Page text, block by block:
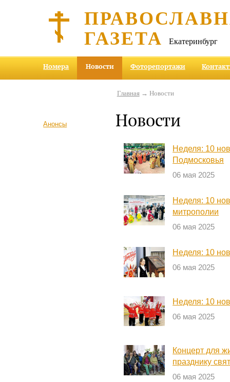
ГАЗЕТА Екатеринбург
Номера Новости Фоторепортажи
Анонсы
Главная→ Новости
Новости
Неделя: 10
Подмосковья
06 мая 2025
Неделя: 10
митрополии
06 мая 2025
Неделя: 10
06 мая 2025
Неделя: 10
06 мая 2025
Концерт для
празднику
06 мая 2025